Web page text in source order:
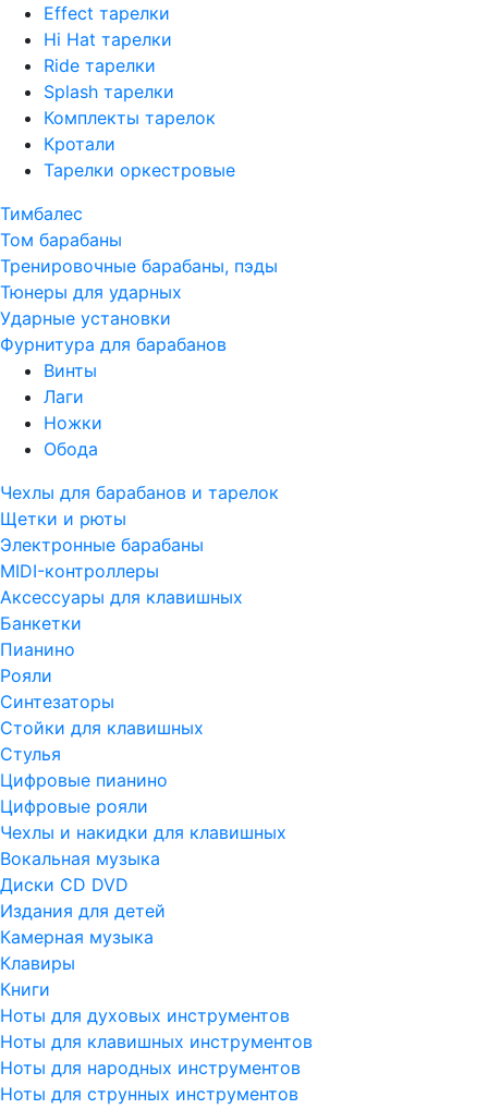
Effect тарелки
Hi Hat тарелки
Ride тарелки
Splash тарелки
Комплекты тарелок
Кротали
Тарелки оркестровые
Тимбалес
Том барабаны
Тренировочные барабаны, пэды
Тюнеры для ударных
Ударные установки
Фурнитура для барабанов
Винты
Лаги
Ножки
Обода
Чехлы для барабанов и тарелок
Щетки и рюты
Электронные барабаны
MIDI-контроллеры
Аксессуары для клавишных
Банкетки
Пианино
Рояли
Синтезаторы
Стойки для клавишных
Стулья
Цифровые пианино
Цифровые рояли
Чехлы и накидки для клавишных
Вокальная музыка
Диски CD DVD
Издания для детей
Камерная музыка
Клавиры
Книги
Ноты для духовых инструментов
Ноты для клавишных инструментов
Ноты для народных инструментов
Ноты для струнных инструментов